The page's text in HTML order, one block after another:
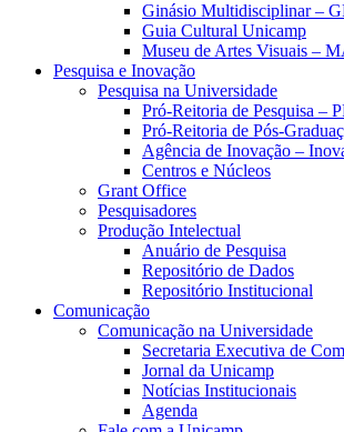
Ginásio Multidisciplinar –
Guia Cultural Unicamp
Museu de Artes Visuais –
Pesquisa e Inovação
Pesquisa na Universidade
Pró-Reitoria de Pesquisa –
Pró-Reitoria de Pós-
Agência de Inovação –
Centros e Núcleos
Grant Office
Pesquisadores
Produção Intelectual
Anuário de Pesquisa
Repositório de Dados
Repositório Institucional
Comunicação
Comunicação na Universidade
Secretaria Executiva de
Jornal da Unicamp
Notícias Institucionais
Agenda